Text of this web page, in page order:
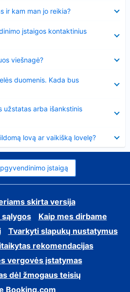
ir kam man jo reikia?
įstaigos kontaktinius
viešnagė?
duomenis. Kada bus
užstatas arba išankstinis
lovą ar vaikišką lovelę?
įstaigą
skirta versija
sąlygos
Kaip mes dirbame
Tvarkyti slapukų nustatymus
rekomendacijas
vergovės įstatymas
dėl žmogaus teisių
Booking.com